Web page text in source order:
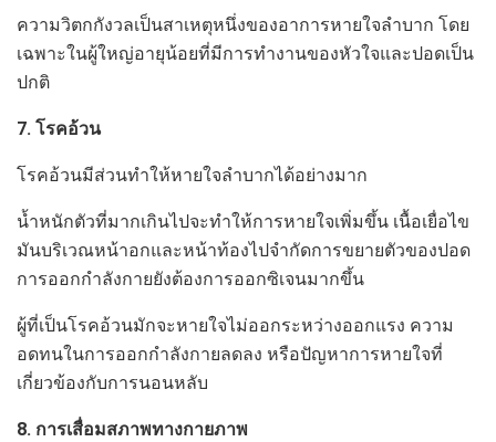
ความวิตกกังวลเป็นสาเหตุหนึ่งของอาการหายใจลำบาก โดย
เฉพาะในผู้ใหญ่อายุน้อยที่มีการทำงานของหัวใจและปอดเป็น
ปกติ
7. โรคอ้วน
โรคอ้วนมีส่วนทำให้หายใจลำบากได้อย่างมาก
น้ำหนักตัวที่มากเกินไปจะทำให้การหายใจเพิ่มขึ้น เนื้อเยื่อไข
มันบริเวณหน้าอกและหน้าท้องไปจำกัดการขยายตัวของปอด
การออกกำลังกายยังต้องการออกซิเจนมากขึ้น
ผู้ที่เป็นโรคอ้วนมักจะหายใจไม่ออกระหว่างออกแรง ความ
อดทนในการออกกำลังกายลดลง หรือปัญหาการหายใจที่
เกี่ยวข้องกับการนอนหลับ
8. การเสื่อมสภาพทางกายภาพ